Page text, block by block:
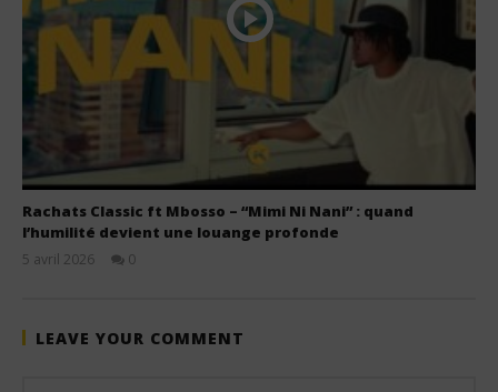
Rachats Classic ft Mbosso – “Mimi Ni Nani” : quand
l’humilité devient une louange profonde
5 avril 2026
0
LEAVE YOUR COMMENT